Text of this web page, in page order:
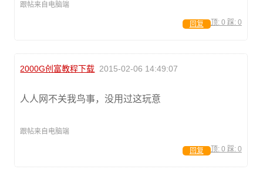
跟帖来自电脑端
顶: 0 踩: 0
回复
2000G创富教程下载 2015-02-06 14:49:07
人人网不关我鸟事，没用过这玩意
跟帖来自电脑端
顶: 0 踩: 0
回复